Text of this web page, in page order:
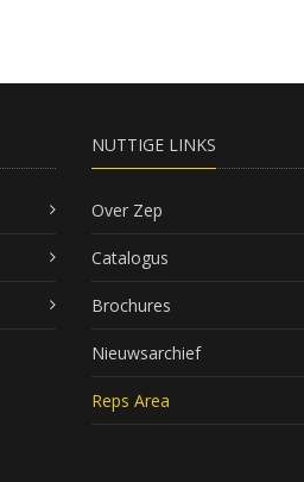
NUTTIGE LINKS
Over Zep
Catalogus
Brochures
Nieuwsarchief
Reps Area